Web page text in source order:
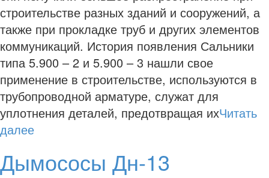
строительстве разных зданий и сооружений, а
также при прокладке труб и других элементов
коммуникаций. История появления Сальники
типа 5.900 – 2 и 5.900 – 3 нашли свое
применение в строительстве, используются в
трубопроводной арматуре, служат для
уплотнения деталей, предотвращая ихЧитать
далее
Дымососы Дн-13